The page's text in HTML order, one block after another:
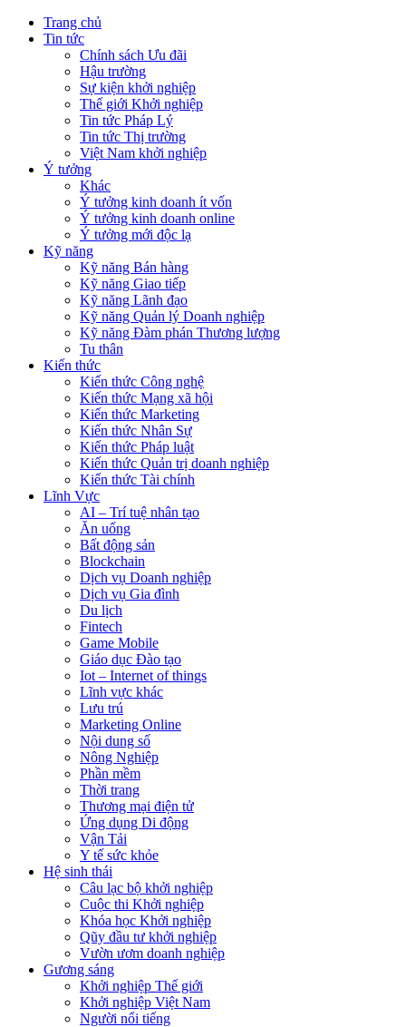
Trang chủ
Tin tức
Chính sách Ưu đãi
Hậu trường
Sự kiện khởi nghiệp
Thế giới Khởi nghiệp
Tin tức Pháp Lý
Tin tức Thị trường
Việt Nam khởi nghiệp
Ý tưởng
Khác
Ý tưởng kinh doanh ít vốn
Ý tưởng kinh doanh online
Ý tưởng mới độc lạ
Kỹ năng
Kỹ năng Bán hàng
Kỹ năng Giao tiếp
Kỹ năng Lãnh đạo
Kỹ năng Quản lý Doanh nghiệp
Kỹ năng Đàm phán Thương lượng
Tu thân
Kiến thức
Kiến thức Công nghệ
Kiến thức Mạng xã hội
Kiến thức Marketing
Kiến thức Nhân Sự
Kiến thức Pháp luật
Kiến thức Quản trị doanh nghiệp
Kiến thức Tài chính
Lĩnh Vực
AI – Trí tuệ nhân tạo
Ăn uống
Bất động sản
Blockchain
Dịch vụ Doanh nghiệp
Dịch vụ Gia đình
Du lịch
Fintech
Game Mobile
Giáo dục Đào tạo
Iot – Internet of things
Lĩnh vực khác
Lưu trú
Marketing Online
Nội dung số
Nông Nghiệp
Phần mềm
Thời trang
Thương mại điện tử
Ứng dụng Di động
Vận Tải
Y tế sức khỏe
Hệ sinh thái
Câu lạc bộ khởi nghiệp
Cuộc thi Khởi nghiệp
Khóa học Khởi nghiệp
Qũy đầu tư khởi nghiệp
Vườn ươm doanh nghiệp
Gương sáng
Khởi nghiệp Thế giới
Khởi nghiệp Việt Nam
Người nổi tiếng